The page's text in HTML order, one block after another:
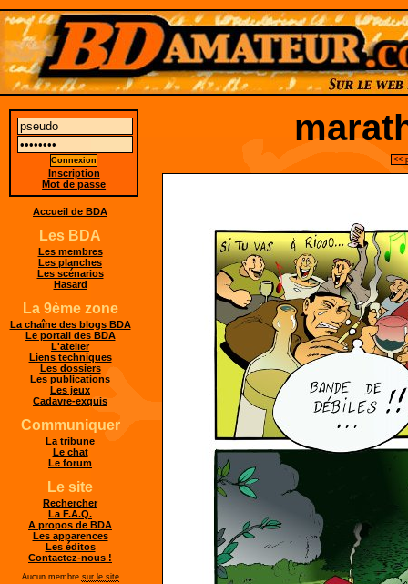
<<
Inscription
Mot de passe
Accueil de BDA
Les BDA
Les membres
Les planches
Les scénarios
Hasard
La 9ème zone
La chaîne des blogs BDA
Le portail des BDA
L'atelier
Liens techniques
Les dossiers
Les publications
Les jeux
Cadavre-exquis
Communiquer
La tribune
Le chat
Le forum
Le site
Rechercher
La F.A.Q.
A propos de BDA
Les apparences
Les éditos
Contactez-nous !
Aucun membre sur le site